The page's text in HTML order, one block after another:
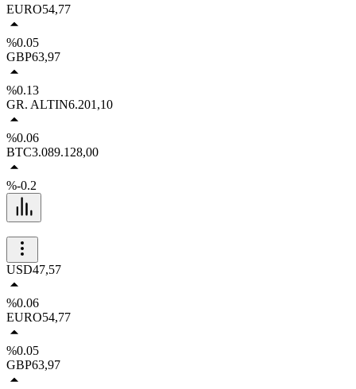
EURO54,77
%0.05
GBP63,97
%0.13
GR. ALTIN6.201,10
%0.06
BTC3.089.128,00
%-0.2
USD47,57
%0.06
EURO54,77
%0.05
GBP63,97